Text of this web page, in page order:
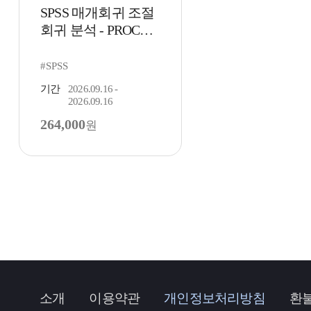
SPSS 매개회귀 조절
회귀 분석 - PROCES
#SPSS
기간
2026.09.16 -
2026.09.16
264,000원
소개 이용약관 개인정보처리방침 환